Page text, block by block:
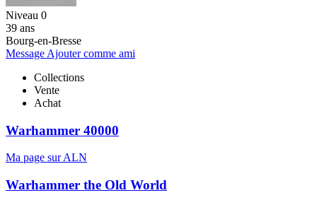
Niveau 0
39 ans
Bourg-en-Bresse
Message Ajouter comme ami
Collections
Vente
Achat
Warhammer 40000
Ma page sur ALN
Warhammer the Old World